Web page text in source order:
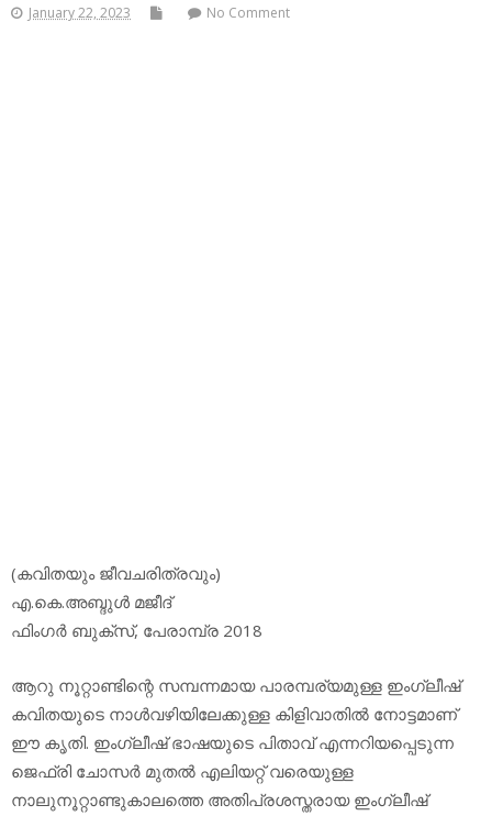
January 22, 2023 No Comment
(കവിതയും ജീവചരിത്രവും)
എ.കെ.അബ്ദുള്‍ മജീദ്
ഫിംഗര്‍ ബുക്‌സ്, പേരാമ്പ്ര 2018
ആറു നൂറ്റാണ്ടിന്റെ സമ്പന്നമായ പാരമ്പര്യമുള്ള ഇംഗ്ലീഷ്
കവിതയുടെ നാള്‍വഴിയിലേക്കുള്ള കിളിവാതില്‍ നോട്ടമാണ്
ഈ കൃതി. ഇംഗ്ലീഷ് ഭാഷയുടെ പിതാവ് എന്നറിയപ്പെടുന്ന
ജെഫ്രി ചോസര്‍ മുതല്‍ എലിയറ്റ് വരെയുള്ള
നാലുനൂറ്റാണ്ടുകാലത്തെ അതിപ്രശസ്തരായ ഇംഗ്ലീഷ്